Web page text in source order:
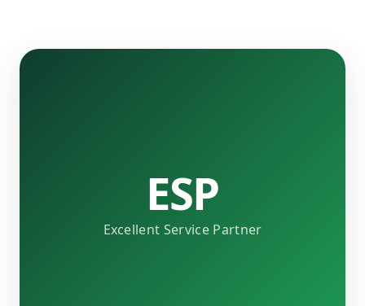
ESP
Excellent Service Partner